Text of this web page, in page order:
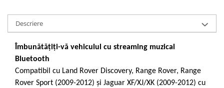
Descriere
Îmbunătățiți-vă vehiculul cu streaming muzical
Bluetooth
Compatibil cu Land Rover Discovery, Range Rover, Range
Rover Sport (2009-2012) și Jaguar XF/XJ/XK (2009-2012) cu